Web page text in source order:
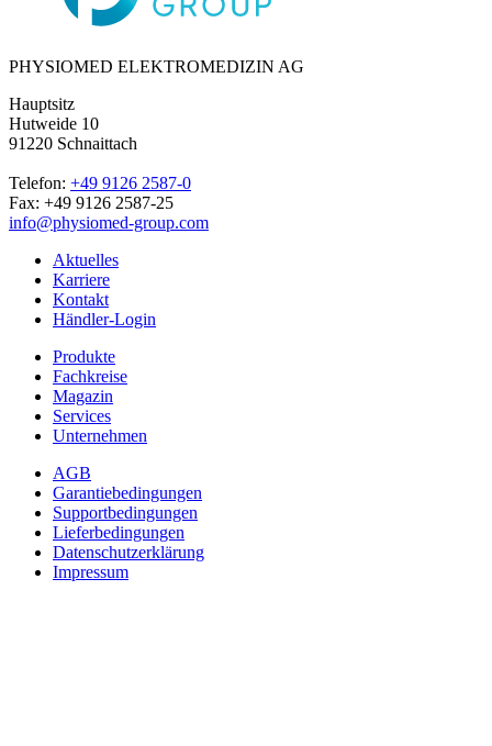
PHYSIOMED ELEKTROMEDIZIN AG
Hauptsitz
Hutweide 10
91220 Schnaittach
Telefon: +49 9126 2587-0
Fax: +49 9126 2587-25
info@physiomed-group.com
Aktuelles
Karriere
Kontakt
Händler-Login
Produkte
Fachkreise
Magazin
Services
Unternehmen
AGB
Garantiebedingungen
Supportbedingungen
Lieferbedingungen
Datenschutzerklärung
Impressum